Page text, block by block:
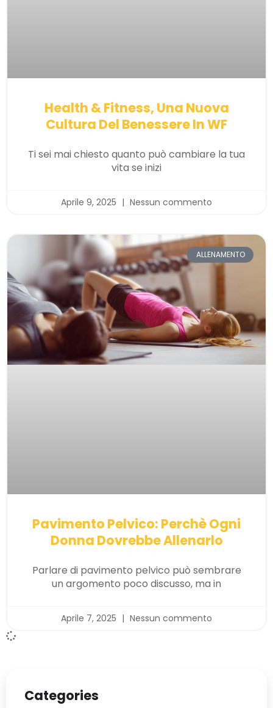
Health & Fitness, Una Nuova
Cultura Del Benessere In WF
Ti sei mai chiesto quanto può cambiare la tua
vita se inizi
Aprile 9, 2025 Nessun commento
ALLENAMENTO
Pavimento Pelvico: Perchè Ogni
Donna Dovrebbe Allenarlo
Parlare di pavimento pelvico può sembrare
un argomento poco discusso, ma in
Aprile 7, 2025 Nessun commento
Categories